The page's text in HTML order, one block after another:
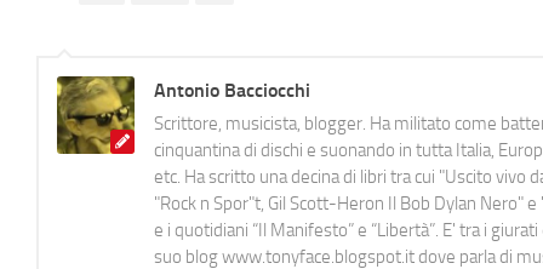
Antonio Bacciocchi
Scrittore, musicista, blogger. Ha militato come
cinquantina di dischi e suonando in tutta Italia,
etc. Ha scritto una decina di libri tra cui "Uscito vivo
"Rock n Spor"t, Gil Scott-Heron Il Bob Dylan Nero"
e i quotidiani “Il Manifesto” e “Libertà”. E' tra i
suo blog www.tonyface.blogspot.it dove parla di